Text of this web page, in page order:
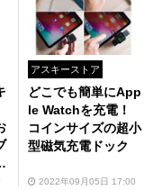
アスキーストア
どこでも簡単にApp
le Watchを充電！
コインサイズの超小
型磁気充電ドック
2022年09月05日 17:00